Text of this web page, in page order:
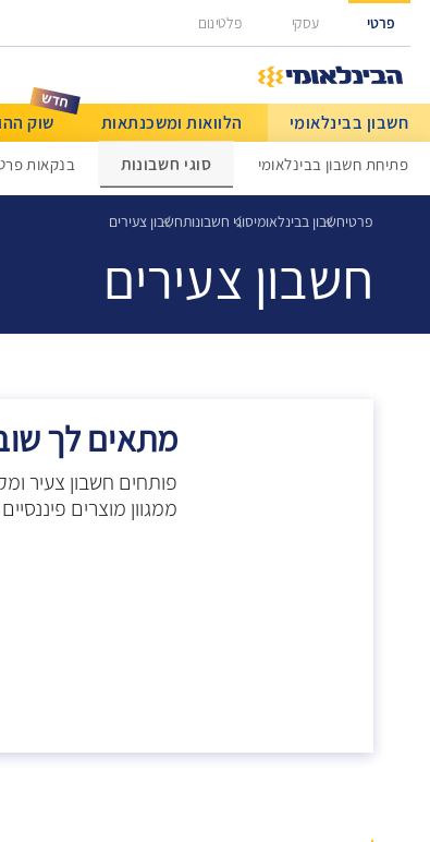
גישה ישירה לכפתור כניסה לחשבונך
פרטי עסקי פלטינום
חשבון בבינלאומי
פתיחת חשבון בבינלאומי סוגי חשבונות בנקאות
הלוואות ומשכנתאות שוק
מט"ח ותשלומים בינלאומיים
פרטיחשבון בבינלאומיסוגי חשבונותחשבון צעירים
חשבון צעירים
מתאים לך שובר
ממגוון מוצרים